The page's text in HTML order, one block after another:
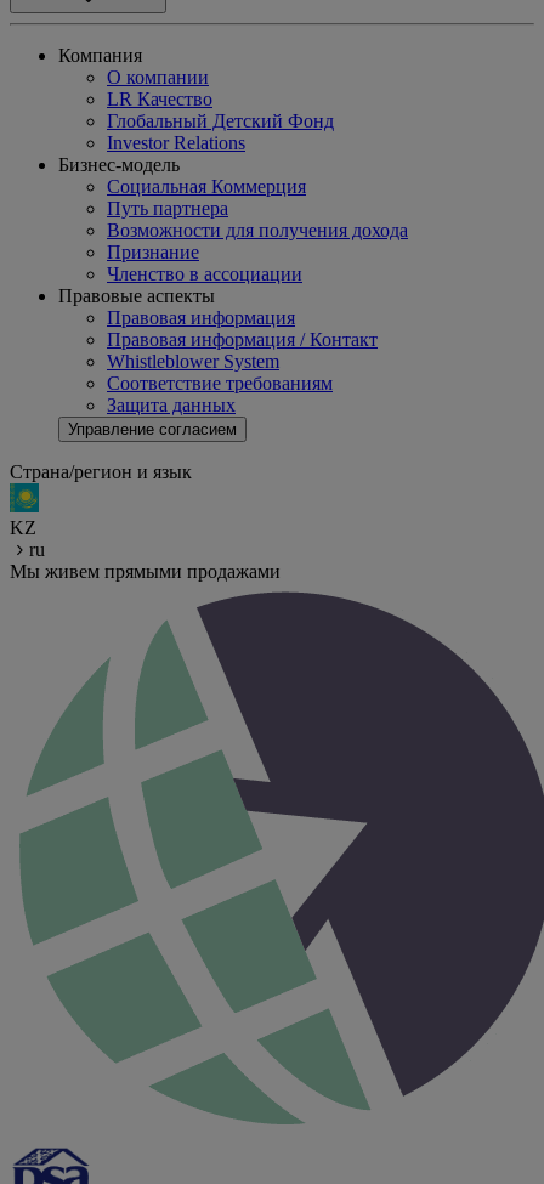
Компания
О компании
LR Качество
Глобальный Детский Фонд
Investor Relations
Бизнес-модель
Социальная Коммерция
Путь партнера
Возможности для получения дохода
Признание
Членство в ассоциации
Правовые аспекты
Правовая информация
Правовая информация / Контакт
Whistleblower System
Соответствие требованиям
Защита данных
Управление согласием
Страна/регион и язык
KZ
ru
Мы живем прямыми продажами